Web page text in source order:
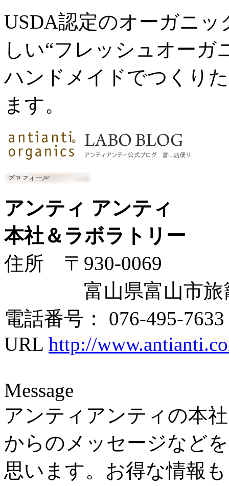
USDA認定のオーガニ
しい“フレッシュオーガ
ハンドメイドでつくり
ます。
アンティ アンティ
本社＆ラボラトリー
住所 〒930-0069
富山県富山市旅
電話番号： 076-495-7633
URL http://
Message
アンティアンティの本
からのメッセージなど
思います。お得な情報